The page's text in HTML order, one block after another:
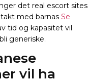
det real escort sites
med barnas Se
tid og kapasitet vil
generiske.
vil ha